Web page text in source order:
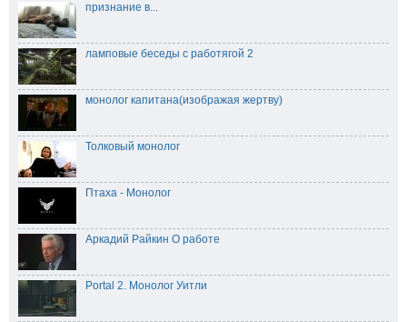
признание в...
ламповые беседы с работягой 2
монолог капитана(изображая жертву)
Толковый монолог
Птаха - Монолог
Аркадий Райкин О работе
Portal 2. Монолог Уитли